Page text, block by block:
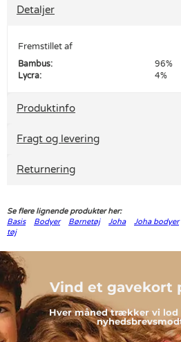
Detaljer
Fremstillet af
Bambus:
96%
Lycra:
4%
Produktinfo
Fragt og levering
Returnering
Se flere lignende produkter her:
Basis
Bodyer Børnetøj Joha Joha bodyer
tøj
Vind et gavekort
Hver måned trækker vi lod